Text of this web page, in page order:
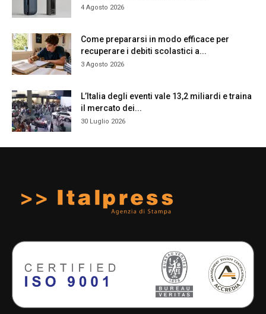
4 Agosto 2026
Come prepararsi in modo efficace per
recuperare i debiti scolastici a...
3 Agosto 2026
L’Italia degli eventi vale 13,2 miliardi e traina
il mercato dei...
30 Luglio 2026